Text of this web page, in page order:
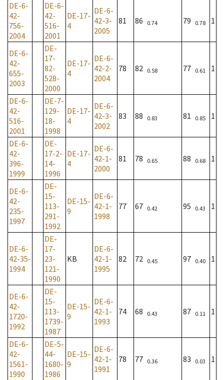
DE-6-
42-
756-
2004
DE-6-
42-
516-
2001
DE-17-
4
DE-6-
42-3-
2005
81 86 0.74 79 0.78 1
DE-6-
42-
655-
2003
DE-
17-
82-
528-
2000
DE-17-
4
DE-6-
42-2-
2004
78 82 0.58 77 0.61 1
DE-6-
42-
516-
2001
DE-7-
129-
18-
1998
DE-17-
4
DE-6-
42-3-
2002
83 88 0.83 81 0.85 1
DE-6-
42-
396-
1999
DE-
17-2-
14-
1996
DE-17-
4
DE-6-
42-1-
2000
81 78 0.65 88 0.68 1
DE-6-
42-
235-
1997
DE-
15-
113-
291-
1992
DE-15-
9
DE-6-
42-1-
1998
77 67 0.42 95 0.43 1
DE-6-
42-35-
1994
DE-
17-
23-
121-
1990
KB
DE-6-
42-1-
1995
82 72 0.45 97 0.40 1
DE-6-
42-
1720-
1992
DE-
15-
113-
1739-
1987
DE-15-
9
DE-6-
42-1-
1993
74 68 0.43 87 0.11 1
DE-6-
42-
1561-
1990
DE-5-
44-
1680-
1986
DE-15-
9
DE-6-
42-1-
1991
78 77 0.36 83 0.03 1